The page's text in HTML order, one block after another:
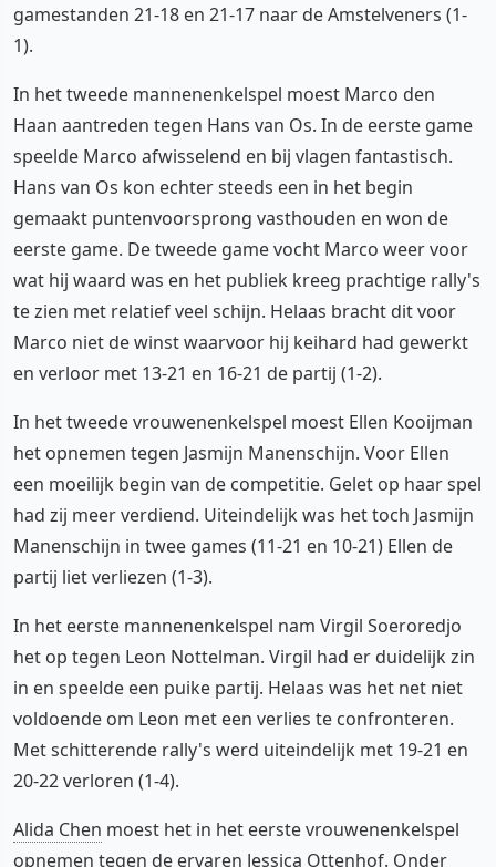
gamestanden 21-18 en 21-17 naar de Amstelveners (1-
1).
In het tweede mannenenkelspel moest Marco den
Haan aantreden tegen Hans van Os. In de eerste game
speelde Marco afwisselend en bij vlagen fantastisch.
Hans van Os kon echter steeds een in het begin
gemaakt puntenvoorsprong vasthouden en won de
eerste game. De tweede game vocht Marco weer voor
wat hij waard was en het publiek kreeg prachtige rally's
te zien met relatief veel schijn. Helaas bracht dit voor
Marco niet de winst waarvoor hij keihard had gewerkt
en verloor met 13-21 en 16-21 de partij (1-2).
In het tweede vrouwenenkelspel moest Ellen Kooijman
het opnemen tegen Jasmijn Manenschijn. Voor Ellen
een moeilijk begin van de competitie. Gelet op haar spel
had zij meer verdiend. Uiteindelijk was het toch Jasmijn
Manenschijn in twee games (11-21 en 10-21) Ellen de
partij liet verliezen (1-3).
In het eerste mannenenkelspel nam Virgil Soeroredjo
het op tegen Leon Nottelman. Virgil had er duidelijk zin
in en speelde een puike partij. Helaas was het net niet
voldoende om Leon met een verlies te confronteren.
Met schitterende rally's werd uiteindelijk met 19-21 en
20-22 verloren (1-4).
Alida Chen moest het in het eerste vrouwenenkelspel
opnemen tegen de ervaren Jessica Ottenhof. Onder